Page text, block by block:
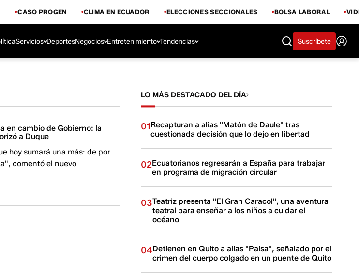
CASO PROGEN CLIMA EN ECUADOR ELECCIONES SECCIONALES BOLSA LABORAL
Servicios DeportesNegocios Entretenimiento Tendencias Suscríbete
en cambio de Gobierno: la
a Duque
hoy sumará una más: de por
comentó el nuevo
LO MÁS DESTACADO DEL DÍA
01Recapturan a alias "Matón de Daule" tras
cuestionada decisión que lo dejo en libertad
02Ecuatorianos regresarán a España para trabajar
en programa de migración circular
03Teatriz presenta "El Gran Caracol", una aventura
teatral para enseñar a los niños a cuidar el
océano
04Detienen en Quito a alias "Paisa", señalado por el
crimen del cuerpo colgado en un puente de Quito